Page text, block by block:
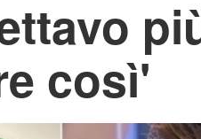
così'